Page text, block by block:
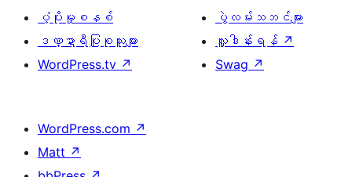
ပံ့ပိုးမှုစနစ်
ဒဏ္ဍာရီပြုစုသူများ
WordPress.tv ↗
ပွဲလမ်းသဘင်များ
လှူဒါန်းရန် ↗
Swag ↗
WordPress.com ↗
Matt ↗